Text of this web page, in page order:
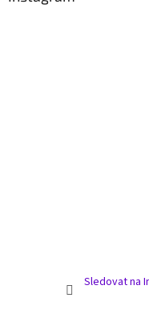
Sledovat na